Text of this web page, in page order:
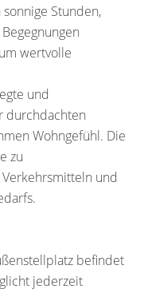
Stunden,
wertvolle
und
durchdachten
Wohngefühl. Die
zu
und
befindet
jederzeit